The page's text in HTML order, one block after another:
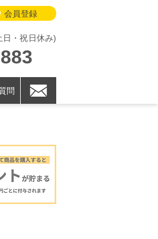
会員登録
・祝日休み)
問